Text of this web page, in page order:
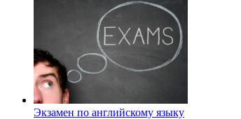
Экзамен по английскому языку